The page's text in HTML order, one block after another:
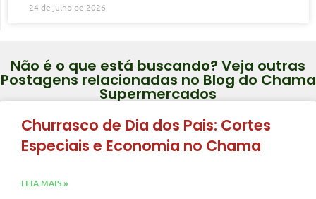
24 de julho de 2026
Não é o que está buscando? Veja outras
Postagens relacionadas no Blog do Chama
Supermercados
Churrasco de Dia dos Pais: Cortes
Especiais e Economia no Chama
LEIA MAIS »